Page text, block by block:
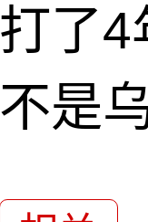
打了4
不是